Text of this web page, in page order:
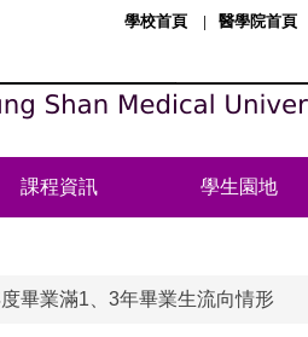
學校首頁 醫學院首頁
課程資訊 學生園地
畢業滿1、3年畢業生流向情形